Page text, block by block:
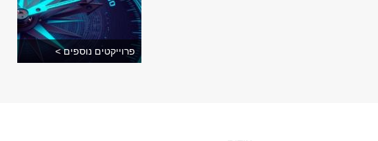
פרוייקטים נוספים >